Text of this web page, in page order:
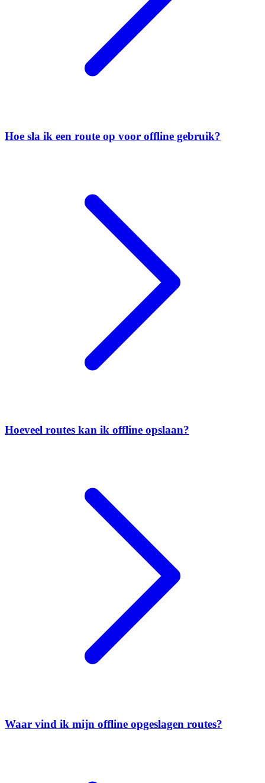
Hoe sla ik een route op voor offline gebruik?
Hoeveel routes kan ik offline opslaan?
Waar vind ik mijn offline opgeslagen routes?